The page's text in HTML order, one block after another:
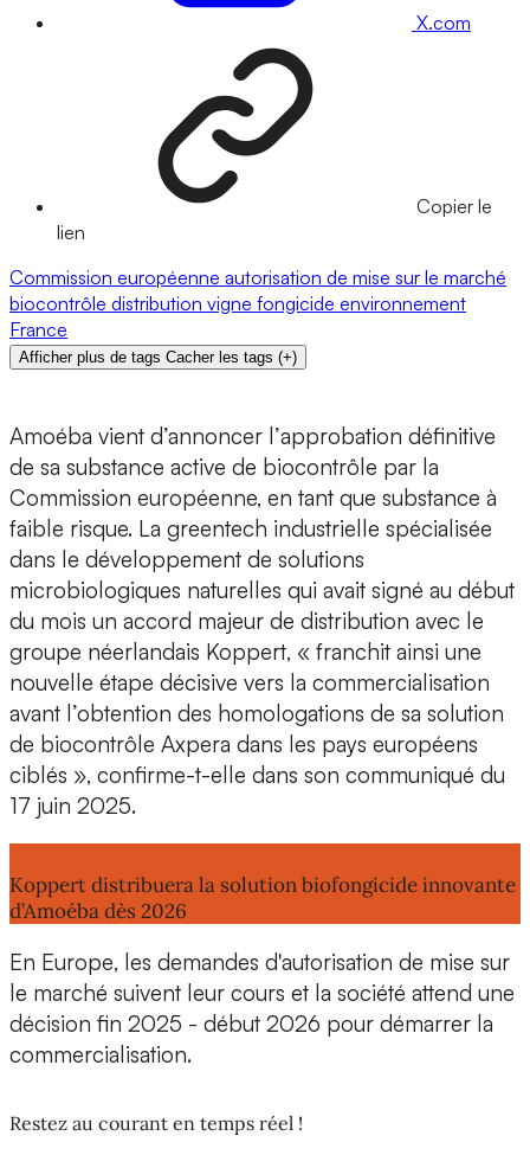
X.com
Copier le
lien
Commission européenne autorisation de mise sur le marché
biocontrôle distribution vigne fongicide environnement
France
Afficher plus de tags Cacher les tags (+)
Amoéba vient d’annoncer l’approbation définitive
de sa substance active de biocontrôle par la
Commission européenne, en tant que substance à
faible risque. La greentech industrielle spécialisée
dans le développement de solutions
microbiologiques naturelles qui avait signé au début
du mois un accord majeur de distribution avec le
groupe néerlandais Koppert, « franchit ainsi une
nouvelle étape décisive vers la commercialisation
avant l’obtention des homologations de sa solution
de biocontrôle Axpera dans les pays européens
ciblés », confirme-t-elle dans son communiqué du
17 juin 2025.
Koppert distribuera la solution biofongicide innovante
d’Amoéba dès 2026
En Europe, les demandes d'autorisation de mise sur
le marché suivent leur cours et la société attend une
décision fin 2025 - début 2026 pour démarrer la
commercialisation.
Restez au courant en temps réel !